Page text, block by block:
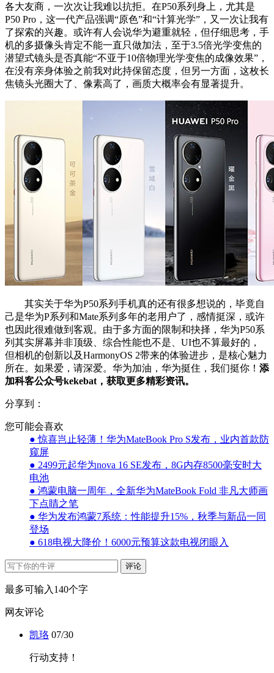
各大友商，一次次让我难以抗拒。在P50系列身上，尤其是
P50 Pro，这一代产品强调“原色”和“计算光学”，又一次让我有
了探索的兴趣。或许有人会说华为避重就轻，但仔细思考，手
机的多摄像头肯定不能一直只做加法，至于3.5倍光学变焦的
潜望式镜头是否真能“不亚于10倍物理光学变焦的成像效果”，
在没有亲身体验之前我对此持保留态度，但另一方面，这枚长
焦镜头光圈大了、像素高了，画质大概率会有显著提升。
其实关于华为P50系列手机真的还有很多想说的，毕竟自
己是华为P系列和Mate系列多年的老用户了，感情挺深，或许
也因此很难做到客观。由于多方面的限制和抉择，华为P50系
列其实屏幕并非顶级、综合性能也不是、UI也不算最好的，
但相机的创新以及HarmonyOS 2带来的体验进步，是核心魅力
所在。如果爱，请深爱。华为加油，华为挺住，我们挺你！ 添
加科客公众号kekebat，获取更多精彩资讯。
分享到：
您可能会喜欢
● 惊喜岂止轻薄！华为MateBook Pro S发布，业内首款防
窥屏
● 2499元起华为nova 16 SE发布，8G内存8500毫安时大
电池
● 鸿蒙电脑一周年，全新华为MateBook Fold 非凡大师画
下点睛之笔
● 华为发布鸿蒙7系统：性能提升15%，秋季与新品一同
登场
● 618电视大降价！6000元预算这款电视闭眼入
评论
最多可输入140个字
网友评论
凯珞 07/30
行动支持！